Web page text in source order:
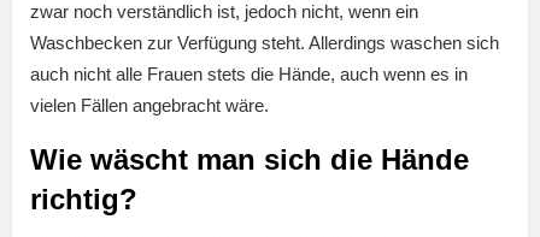
zwar noch verständlich ist, jedoch nicht, wenn ein
Waschbecken zur Verfügung steht. Allerdings waschen sich
auch nicht alle Frauen stets die Hände, auch wenn es in
vielen Fällen angebracht wäre.
Wie wäscht man sich die Hände
richtig?